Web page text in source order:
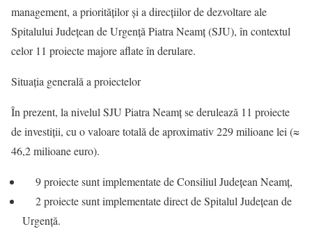
management, a priorităților și a direcțiilor de dezvoltare ale
Spitalului Județean de Urgență Piatra Neamț (SJU), în contextul
celor 11 proiecte majore aflate în derulare.
Situația generală a proiectelor
În prezent, la nivelul SJU Piatra Neamț se derulează 11 proiecte
de investiții, cu o valoare totală de aproximativ 229 milioane lei (≈
46,2 milioane euro).
9 proiecte sunt implementate de Consiliul Județean Neamț,
2 proiecte sunt implementate direct de Spitalul Județean de
Urgență.